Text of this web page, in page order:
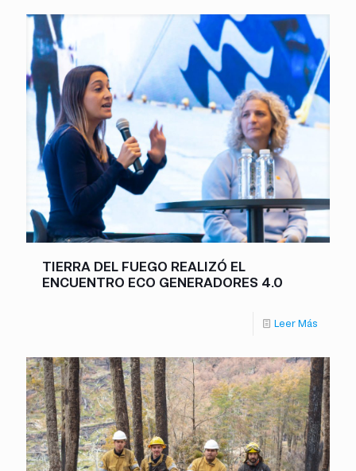
TIERRA DEL FUEGO REALIZÓ EL
ENCUENTRO ECO GENERADORES 4.0
Leer Más